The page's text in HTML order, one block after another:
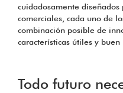
cuidadosamente
comerciales, cada uno de
combinación posible de
características útiles y buen
Todo futuro